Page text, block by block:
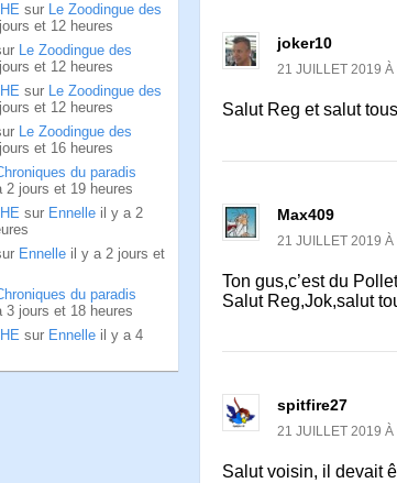
sur Le Zoodingue des
et 12 heures
Le Zoodingue des
et 12 heures
sur Le Zoodingue des
et 12 heures
Le Zoodingue des
et 16 heures
du paradis
2 jours et 19 heures
sur Ennelle il y a 2
Ennelle il y a 2 jours et
du paradis
3 jours et 18 heures
sur Ennelle il y a 4
joker10
21 JUILLET 2019 À
Salut Reg et salut
Max409
21 JUILLET 2019 À
Ton gus,c’est du
Salut Reg,Jok,salut
spitfire27
21 JUILLET 2019 À
Salut voisin, il devait